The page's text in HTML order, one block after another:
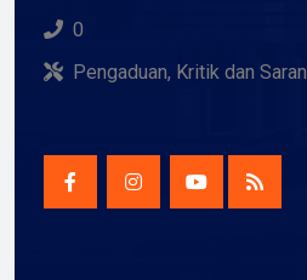
0
Pengaduan, Kritik dan Saran